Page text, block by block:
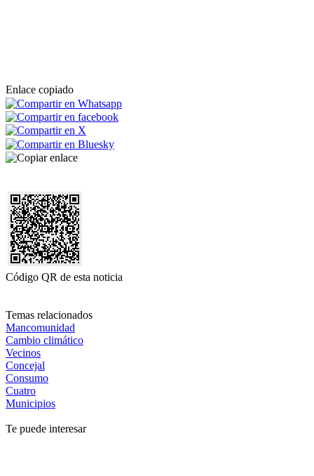
Enlace copiado
Código QR de esta noticia
Temas relacionados
Mancomunidad
Cambio climático
Vecinos
Concejal
Consumo
Cuatro
Municipios
Te puede interesar